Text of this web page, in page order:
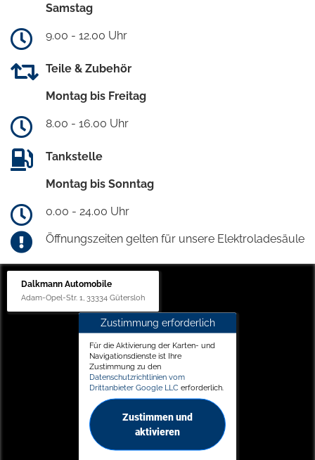
Samstag
9.00 - 12.00 Uhr
Teile & Zubehör
Montag bis Freitag
8.00 - 16.00 Uhr
Tankstelle
Montag bis Sonntag
0.00 - 24.00 Uhr
Öffnungszeiten gelten für unsere Elektroladesäule
Dalkmann Automobile
Adam-Opel-Str. 1, 33334 Gütersloh
Zustimmung erforderlich
Für die Aktivierung der Karten- und
Navigationsdienste ist Ihre
Zustimmung zu den
Datenschutzrichtlinien vom
Drittanbieter Google LLC erforderlich.
Zustimmen und
aktivieren